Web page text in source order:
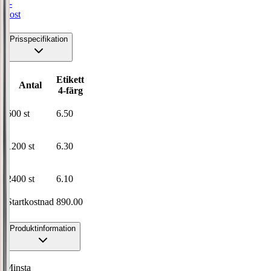
e-
post
Prisspecifikation
Antal
Etikett
4-färg
600 st 6.50
1200 st 6.30
2400 st 6.10
Startkostnad 890.00
Produktinformation
Minsta